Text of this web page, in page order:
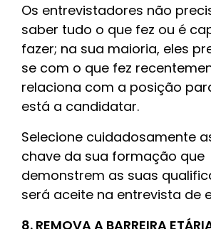
Os entrevistadores não
saber tudo o que fez ou é
fazer; na sua maioria, eles
se com o que fez
relaciona com a posição
está a candidatar.
Selecione cuidadosamente
chave da sua formação que
demonstrem as suas
será aceite na entrevista de
8. REMOVA A BARREIRA